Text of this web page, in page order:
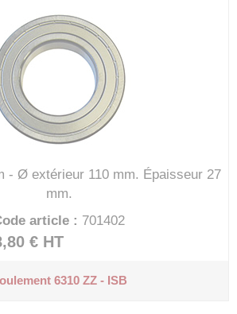
- Ø extérieur 110 mm. Épaisseur 27
mm.
article : 701402
€ HT
6310 ZZ - ISB